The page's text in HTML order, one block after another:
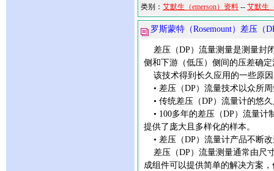
类别： 艾默生（emerson）资料 -- 艾默生
罗斯蒙特（Rosemount）差压（
差压（DP）流量测量是测量封
侧和下游（低压）侧间的压差确
该技术得到长久应用的一些原
• 差压（DP）流量技术以众所
• 传统差压（DP）流量计的悠
• 100多年的差压（DP）流量计
提供了庞大且多样化的样本。
• 差压（DP）流量计产品不断
差压（DP）流量测量通常由尺
成组件可以提供简单的解决方案